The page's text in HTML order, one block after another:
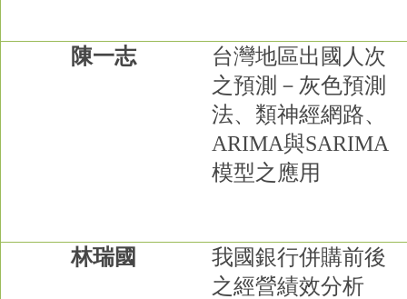
陳一志
台灣地區出國人次
之預測－灰色預測
法、類神經網路、
ARIMA與SARIMA
模型之應用
林瑞國
我國銀行併購前後
之經營績效分析